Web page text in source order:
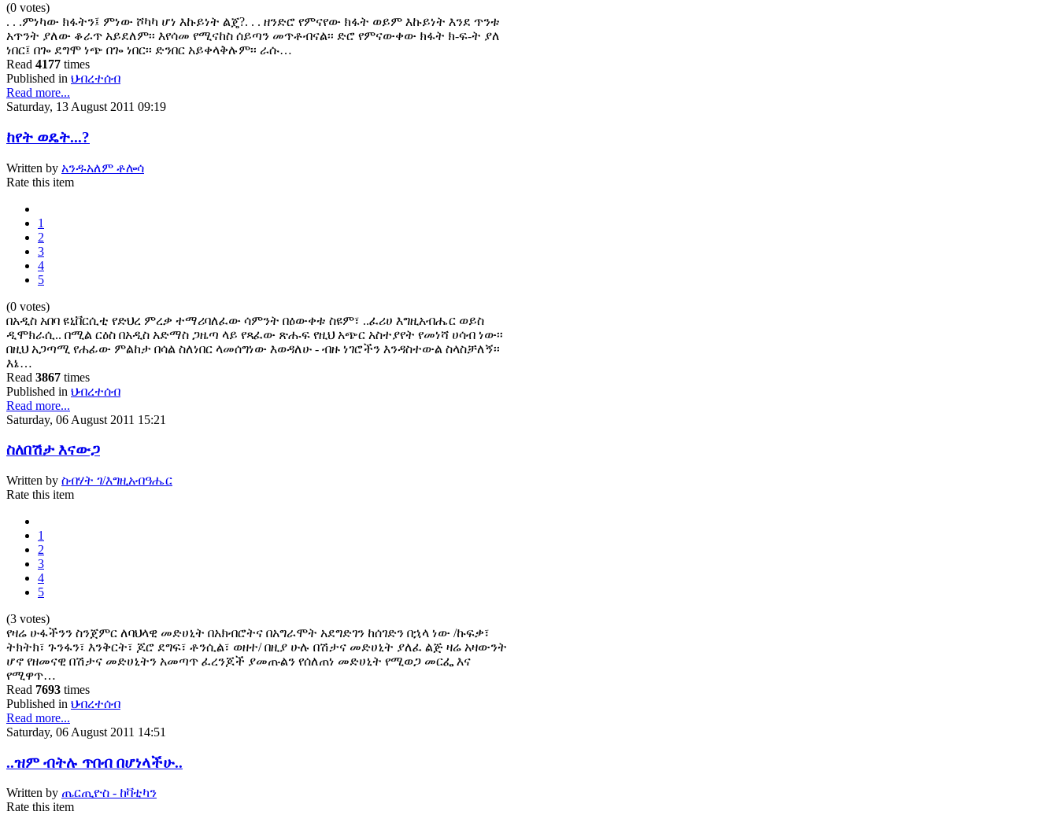
(0 votes)
. . .ምነካው ክፋትን፤ ምነው ሾካካ ሆነ እኩይነት ልጄ?. . . ዘንድሮ የምናየው ክፋት ወይም እኩይነት እንደ ጥንቱ
አጥንት ያለው ቆራጥ አይደለም፡፡ እየሳመ የሚናከስ ሰይጣን መጥቶብናል፡፡ ድሮ የምናውቀው ክፋት ክ-ፍ-ት ያለ
ነበር፤ በጐ ደግሞ ነጭ በጐ ነበር፡፡ ድንበር አይቀላቅሉም፡፡ ራሱ…
Read 4177 times
Published in ህብረተሰብ
Read more...
Saturday, 13 August 2011 09:19
ከየት ወዴት...?
Written by አንዱአለም ቶሎሳ
Rate this item
1
2
3
4
5
(0 votes)
በአዲስ አበባ ዩኒቨርሲቲ የድህረ ምረቃ ተማሪባለፈው ሳምንት በዕውቀቱ ስዩም፣ ..ፈሪሀ እግዚአብሔር ወይስ
ዲሞክራሲ.. በሚል ርዕስ በአዲስ አድማስ ጋዜጣ ላይ የጻፈው ጽሑፍ የዚህ አጭር አስተያየት የመነሻ ሀሳብ ነው፡፡
በዚህ አጋጣሚ የሐፊው ምልከታ በሳል ስለነበር ላመሰግነው እወዳለሁ - ብዙ ነገሮችን እንዳስተውል ስላስቻለኝ፡፡
እኔ…
Read 3867 times
Published in ህብረተሰብ
Read more...
Saturday, 06 August 2011 15:21
ስለበሽታ እናውጋ
Written by ስብሃት ገ/እግዚአብዓሔር
Rate this item
1
2
3
4
5
(3 votes)
የዛሬ ሁፋችንን ስንጀምር ለባህላዊ መድሀኒት በአክብሮትና በአግራሞት አደግድገን ከሰገድን በኋላ ነው /ኩፍቃ፣
ትክትክ፣ ጉንፋን፣ እንቅርት፣ ጆሮ ደግፍ፣ ቶንሲል፣ ወዘተ/ በዚያ ሁሉ በሽታና መድሀኒት ያለፈ ልጅ ዛሬ አዛውንት
ሆኖ የዘመናዊ በሽታና መድሀኒትን አመጣጥ ፈረንጆች ያመጡልን የሰለጠነ መድሀኒት የሚወጋ መርፌ እና
የሚዋጥ…
Read 7693 times
Published in ህብረተሰብ
Read more...
Saturday, 06 August 2011 14:51
..ዝም ብትሉ ጥበብ በሆነላችሁ..
Written by ጤርጢዮስ - ከቫቲካን
Rate this item